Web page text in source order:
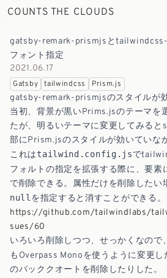
COUNTS THE CLOUDS
gatsby-remark-prismjsと
フォント指定
2021.06.17
Gatsby tailwindcss Prism.js
gatsby-remark-prismjsのスタイルが
当初、背景が黒いPrims.jsのテーマを
たが、明るいテーマに変更してみる
部にPrism.jsのスタイルが効いていな
これはtailwind.config.jsで
フォルトの指定を拡張する際に、要素
で削除できる。属性だけを削除したい
null を指定すると消すことができる。
https://github.com/tailwindlabs/
sues/60
いろいろ削除しつつ、せっかくなので
もOverpass Monoを使うように変更し
のバッククオートを削除したりした。